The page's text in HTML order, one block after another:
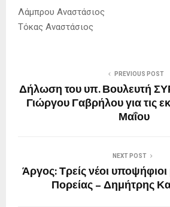
Λάμπρου Αναστάσιος
Τόκας Αναστάσιος
PREVIOUS POST
Δήλωση του υπ. Βουλευτή
Γιώργου Γαβρήλου για τις
Μαΐου
NEXT POST
Άργος: Τρείς νέοι
Πορείας – Δημήτρης